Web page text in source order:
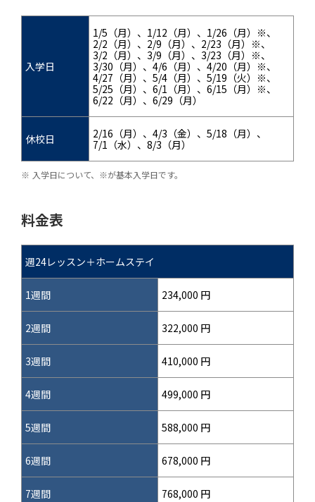
入学日
1/5（月）、1/12（月）、1/26（月）※、
2/2（月）、2/9（月）、2/23（月）※、
3/2（月）、3/9（月）、3/23（月）※、
3/30（月）、4/6（月）、4/20（月）※、
4/27（月）、5/4（月）、5/19（火）※、
5/25（月）、6/1（月）、6/15（月）※、
6/22（月）、6/29（月）
休校日
2/16（月）、4/3（金）、5/18（月）、
7/1（水）、8/3（月）
入学日について、※が基本入学日です。
料金表
週24レッスン＋ホームステイ
1週間 234,000 円
2週間 322,000 円
3週間 410,000 円
4週間 499,000 円
5週間 588,000 円
6週間 678,000 円
7週間 768,000 円